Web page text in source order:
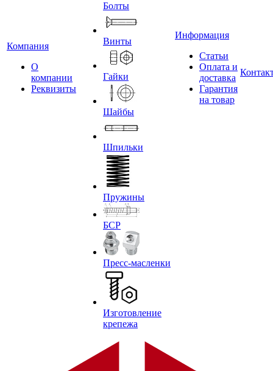
Компания
О
компании
Реквизиты
Болты
Винты
Гайки
Шайбы
Шпильки
Пружины
БСР
Пресс-масленки
Изготовление
крепежа
Информация
Статьи
Оплата и
доставка
Гарантия
на товар